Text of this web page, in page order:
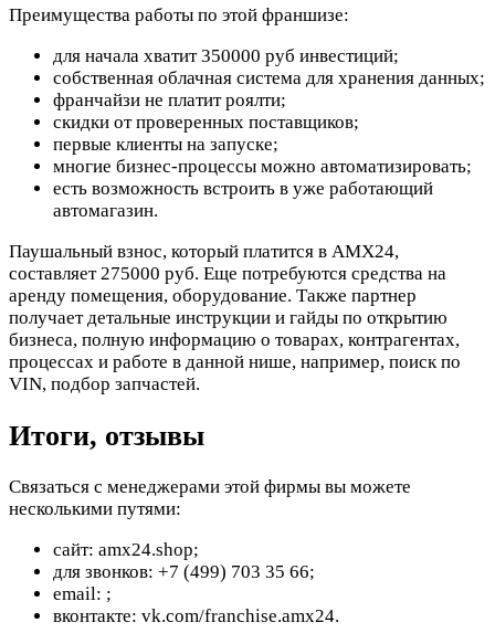
Преимущества работы по этой франшизе:
для начала хватит 350000 руб инвестиций;
собственная облачная система для хранения данных;
франчайзи не платит роялти;
скидки от проверенных поставщиков;
первые клиенты на запуске;
многие бизнес-процессы можно автоматизировать;
есть возможность встроить в уже работающий
автомагазин.
Паушальный взнос, который платится в AMX24,
составляет 275000 руб. Еще потребуются средства на
аренду помещения, оборудование. Также партнер
получает детальные инструкции и гайды по открытию
бизнеса, полную информацию о товарах, контрагентах,
процессах и работе в данной нише, например, поиск по
VIN, подбор запчастей.
Итоги, отзывы
Связаться с менеджерами этой фирмы вы можете
несколькими путями:
сайт: amx24.shop;
для звонков: +7 (499) 703 35 66;
email: ;
вконтакте: vk.com/franchise.amx24.